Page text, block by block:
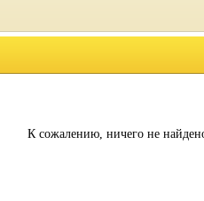
К сожалению, ничего не